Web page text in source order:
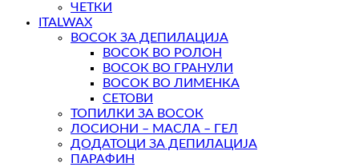
ЧЕТКИ
ITALWAX
ВОСОК ЗА ДЕПИЛАЦИЈА
ВОСОК ВО РОЛОН
ВОСОК ВО ГРАНУЛИ
ВОСОК ВО ЛИМЕНКА
СЕТОВИ
ТОПИЛКИ ЗА ВОСОК
ЛОСИОНИ – МАСЛА – ГЕЛ
ДОДАТОЦИ ЗА ДЕПИЛАЦИЈА
ПАРАФИН